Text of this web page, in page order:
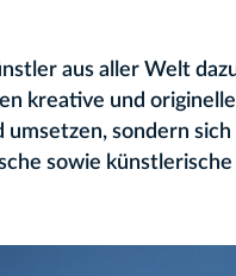
aus aller Welt
kreative und
sondern
sowie